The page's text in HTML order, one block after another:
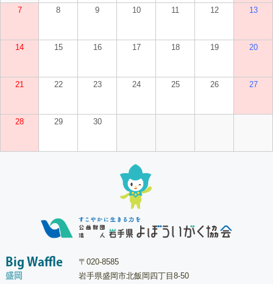
7 8 9 10 11 12 13
14 15 16 17 18 19 20
21 22 23 24 25 26 27
28 29 30
Big Waffle
盛岡
〒020-8585
岩手県盛岡市北飯岡四丁目8-50